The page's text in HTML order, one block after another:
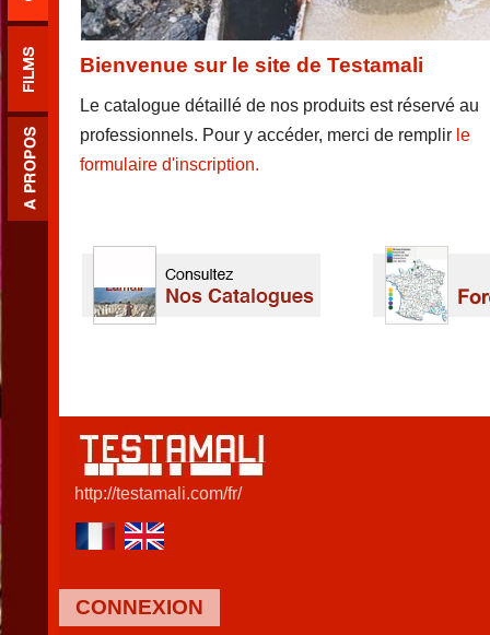
Bienvenue sur le site de Testamali
Le catalogue détaillé de nos produits est réservé au
professionnels. Pour y accéder, merci de remplir le
formulaire d'inscription.
http://testamali.com/fr/
CONNEXION